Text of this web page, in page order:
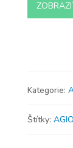
Kategorie:
Štítky: